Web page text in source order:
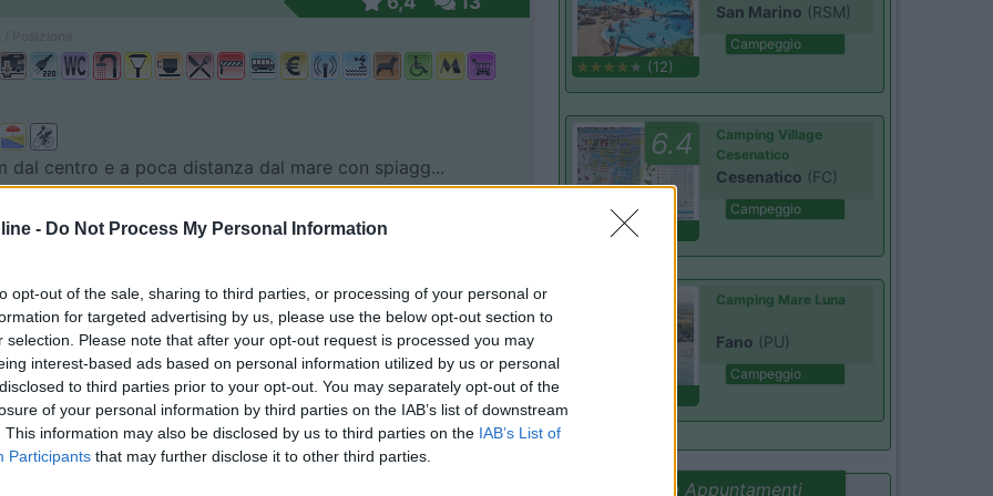
- Do Not Process My Personal Information
opt-out of the sale, sharing to third parties, or processing of your personal or
for targeted advertising by us, please use the below opt-out section to
selection. Please note that after your opt-out request is processed you may
interest-based ads based on personal information utilized by us or personal
to third parties prior to your opt-out. You may separately opt-out of the
of your personal information by third parties on the IAB’s list of downstream
This information may also be disclosed by us to third parties on the IAB’s List of
Participants that may further disclose it to other third parties.
dal centro e a poca distanza dal mare con spiagg...
182
Posizione
sud di Fano, campeggio, direttamente sul mare do...
- 41.9km
25 - fraz. Madonna del Ponte
Disponibilità
(12)
San Marino (RSM)
Campeggio
6.4
Camping Village
Cesenatico
Cesenatico (FC)
Campeggio
Camping Mare Luna
Fano (PU)
Campeggio
Promo e Appuntamenti